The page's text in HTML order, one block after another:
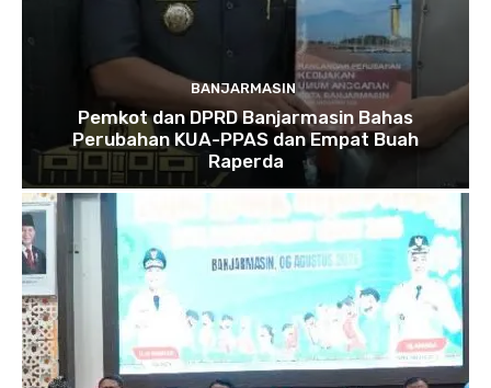
BANJARMASIN
Pemkot dan DPRD Banjarmasin Bahas
Perubahan KUA-PPAS dan Empat Buah
Raperda